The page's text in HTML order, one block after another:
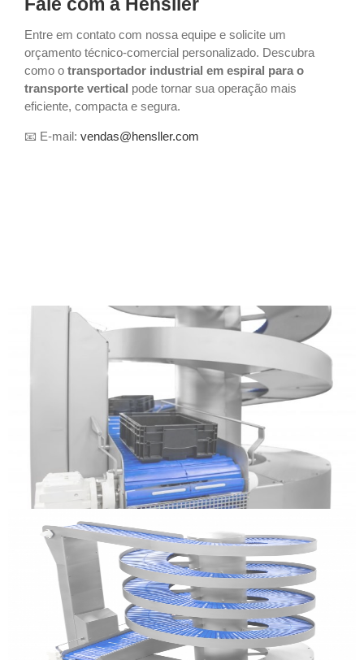
Fale com a Hensller
Entre em contato com nossa equipe e solicite um
orçamento técnico-comercial personalizado. Descubra
como o transportador industrial em espiral para o
transporte vertical pode tornar sua operação mais
eficiente, compacta e segura.
📧 E-mail: vendas@hensller.com